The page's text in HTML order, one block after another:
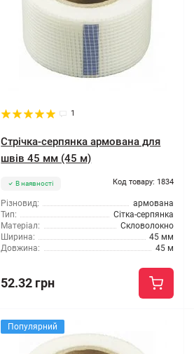
1
Стрічка-серпянка армована для
швів 45 мм (45 м)
В наявності Код товару: 1834
Різновид:
армована
Тип:
Сітка-серпянка
Матеріал:
Скловолокно
Ширина:
45 мм
Довжина:
45 м
52.32 грн
Популярний